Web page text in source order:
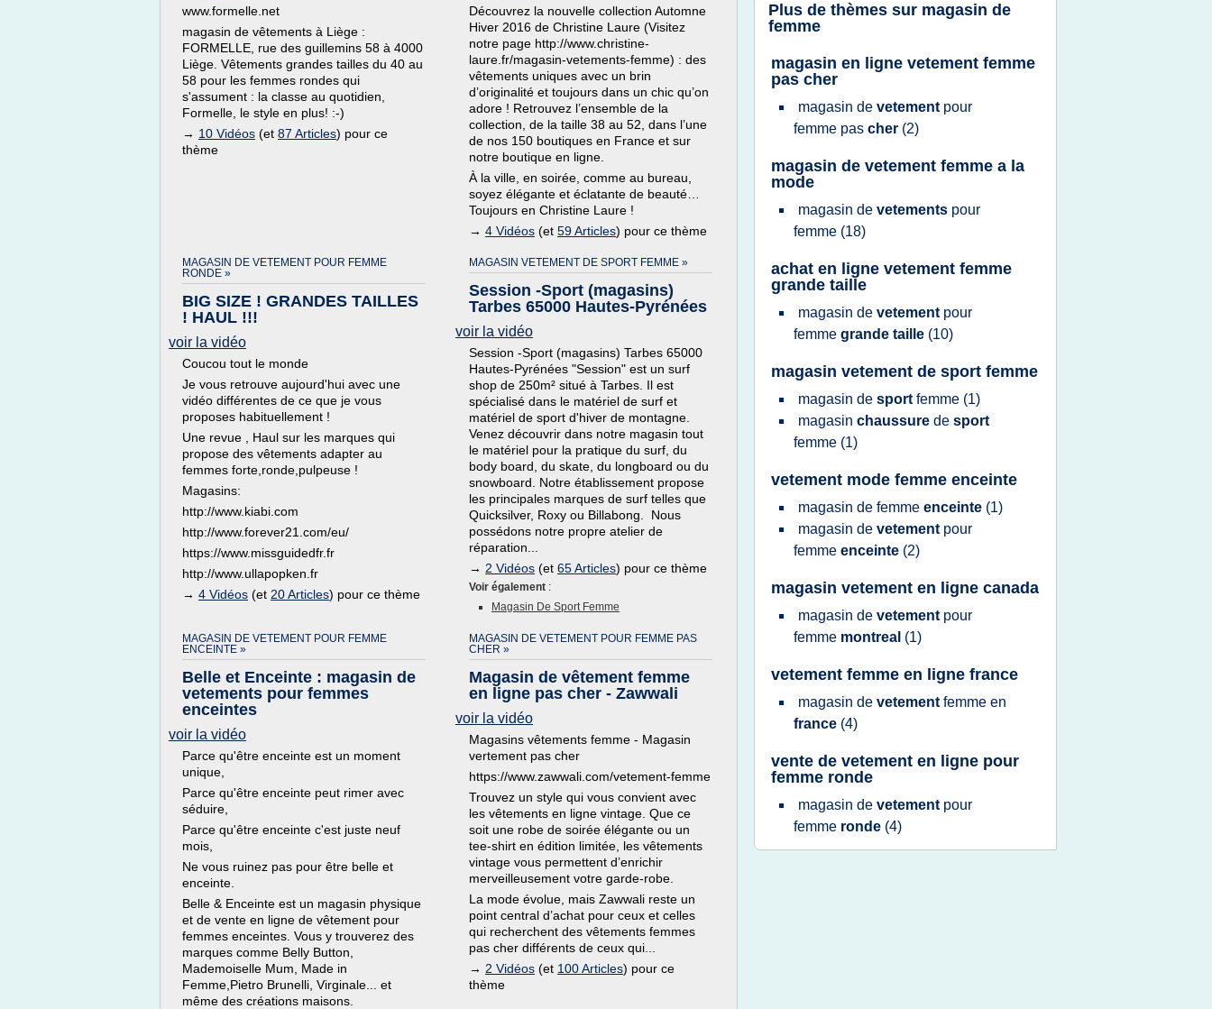
www.formelle.net
magasin de vêtements à Liège :
FORMELLE, rue des guillemins 58 à 4000
Liège. Vêtements grandes tailles du 40 au
58 pour les femmes rondes qui
s'assument : la classe au quotidien,
Formelle, le style en plus! :-)
→ 10 Vidéos (et 87 Articles) pour ce
thème
Découvrez la nouvelle collection Automne
Hiver 2016 de Christine Laure (Visitez
notre page http://www.christine-
laure.fr/magasin-vetements-femme) : des
vêtements uniques avec un brin
d’originalité et toujours dans un chic qu’on
adore ! Retrouvez l’ensemble de la
collection, de la taille 38 au 52, dans l’une
de nos 150 boutiques en France et sur
notre boutique en ligne.
À la ville, en soirée, comme au bureau,
soyez élégante et éclatante de beauté…
Toujours en Christine Laure !
→ 4 Vidéos (et 59 Articles) pour ce thème
MAGASIN DE VETEMENT POUR FEMME
RONDE »
BIG SIZE ! GRANDES TAILLES
! HAUL !!!
voir la vidéo
Coucou tout le monde
Je vous retrouve aujourd'hui avec une
vidéo différentes de ce que je vous
proposes habituellement !
Une revue , Haul sur les marques qui
propose des vêtements adapter au
femmes forte,ronde,pulpeuse !
Magasins:
http://www.kiabi.com
http://www.forever21.com/eu/
https://www.missguidedfr.fr
http://www.ullapopken.fr
→ 4 Vidéos (et 20 Articles) pour ce thème
MAGASIN VETEMENT DE SPORT FEMME »
Session -Sport (magasins)
Tarbes 65000 Hautes-Pyrénées
voir la vidéo
Session -Sport (magasins) Tarbes 65000
Hautes-Pyrénées "Session" est un surf
shop de 250m² situé à Tarbes. Il est
spécialisé dans le matériel de surf et
matériel de sport d'hiver de montagne.
Venez découvrir dans notre magasin tout
le matériel pour la pratique du surf, du
body board, du skate, du longboard ou du
snowboard. Notre établissement propose
les principales marques de surf telles que
Quicksilver, Roxy ou Billabong. Nous
possédons notre propre atelier de
réparation...
→ 2 Vidéos (et 65 Articles) pour ce thème
Voir également :
Magasin De Sport Femme
MAGASIN DE VETEMENT POUR FEMME
ENCEINTE »
Belle et Enceinte : magasin de
vetements pour femmes
enceintes
voir la vidéo
Parce qu'être enceinte est un moment
unique,
Parce qu'être enceinte peut rimer avec
séduire,
Parce qu'être enceinte c'est juste neuf
mois,
Ne vous ruinez pas pour être belle et
enceinte.
Belle & Enceinte est un magasin physique
et de vente en ligne de vêtement pour
femmes enceintes. Vous y trouverez des
marques comme Belly Button,
Mademoiselle Mum, Made in
Femme,Pietro Brunelli, Virginale... et
même des créations maisons.
MAGASIN DE VETEMENT POUR FEMME PAS
CHER »
Magasin de vêtement femme
en ligne pas cher - Zawwali
voir la vidéo
Magasins vêtements femme - Magasin
vertement pas cher
https://www.zawwali.com/vetement-femme
Trouvez un style qui vous convient avec
les vêtements en ligne vintage. Que ce
soit une robe de soirée élégante ou un
tee-shirt en édition limitée, les vêtements
vintage vous permettent d’enrichir
merveilleusement votre garde-robe.
La mode évolue, mais Zawwali reste un
point central d’achat pour ceux et celles
qui recherchent des vêtements femmes
pas cher différents de ceux qui...
→ 2 Vidéos (et 100 Articles) pour ce
thème
Plus de thèmes sur magasin de
femme
magasin en ligne vetement femme
pas cher
magasin de vetement pour
femme pas cher (2)
magasin de vetement femme a la
mode
magasin de vetements pour
femme (18)
achat en ligne vetement femme
grande taille
magasin de vetement pour
femme grande taille (10)
magasin vetement de sport femme
magasin de sport femme (1)
magasin chaussure de sport
femme (1)
vetement mode femme enceinte
magasin de femme enceinte (1)
magasin de vetement pour
femme enceinte (2)
magasin vetement en ligne canada
magasin de vetement pour
femme montreal (1)
vetement femme en ligne france
magasin de vetement femme en
france (4)
vente de vetement en ligne pour
femme ronde
magasin de vetement pour
femme ronde (4)